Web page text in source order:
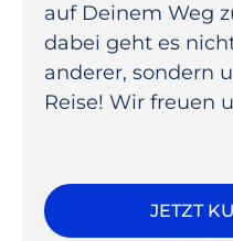
auf Deinem Weg
dabei geht es
anderer, sondern
Reise! Wir freuen
JETZT